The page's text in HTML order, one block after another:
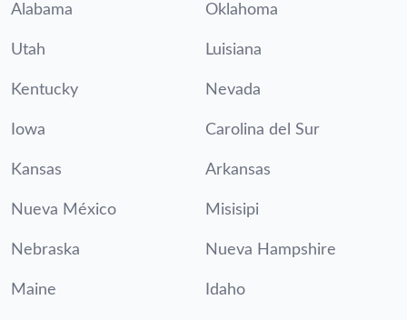
Alabama Oklahoma
Utah Luisiana
Kentucky Nevada
Iowa Carolina del Sur
Kansas Arkansas
Nueva México Misisipi
Nebraska Nueva Hampshire
Maine Idaho